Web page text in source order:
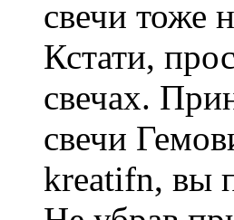
свечи тоже
Кстати,
свечах.
свечи
kreatifn, вы